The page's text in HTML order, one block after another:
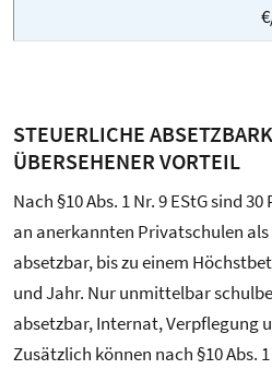
STEUERLICHE
ÜBERSEHENER VORTEIL
Nach §10 Abs. 1 Nr. 9 EStG sind
an anerkannten Privatschulen
absetzbar, bis zu einem
und Jahr. Nur unmittelbar
absetzbar, Internat, Verpflegung
Zusätzlich können nach §10 Abs.